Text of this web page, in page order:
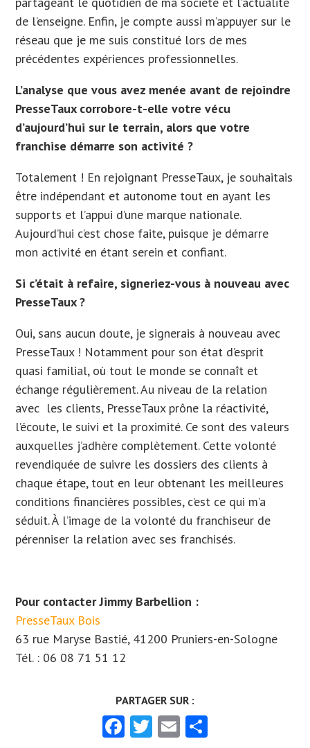
de l’enseigne. Enfin, je compte aussi m’appuyer sur le
réseau que je me suis constitué lors de mes
précédentes expériences professionnelles.
L’analyse que vous avez menée avant de rejoindre
PresseTaux corrobore-t-elle votre vécu
d’aujourd’hui sur le terrain, alors que votre
franchise démarre son activité ?
Totalement ! En rejoignant PresseTaux, je souhaitais
être indépendant et autonome tout en ayant les
supports et l’appui d’une marque nationale.
Aujourd’hui c’est chose faite, puisque je démarre
mon activité en étant serein et confiant.
Si c’était à refaire, signeriez-vous à nouveau avec
PresseTaux ?
Oui, sans aucun doute, je signerais à nouveau avec
PresseTaux ! Notamment pour son état d’esprit
quasi familial, où tout le monde se connaît et
échange régulièrement. Au niveau de la relation
avec les clients, PresseTaux prône la réactivité,
l’écoute, le suivi et la proximité. Ce sont des valeurs
auxquelles j’adhère complètement. Cette volonté
revendiquée de suivre les dossiers des clients à
chaque étape, tout en leur obtenant les meilleures
conditions financières possibles, c’est ce qui m’a
séduit. À l’image de la volonté du franchiseur de
pérenniser la relation avec ses franchisés.
Pour contacter Jimmy Barbellion :
PresseTaux Bois
63 rue Maryse Bastié, 41200 Pruniers-en-Sologne
Tél. : 06 08 71 51 12
Facebook
Twitter
Email